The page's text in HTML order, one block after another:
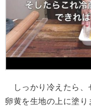
しっかり冷えたら、
卵黄を生地の上に塗り